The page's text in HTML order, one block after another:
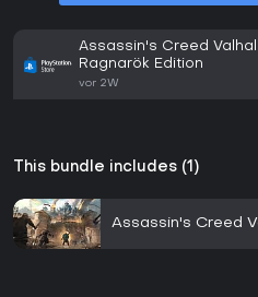
Assassin's Creed
Ragnarök Edition
vor 2W
This bundle includes (1)
Assassin's Creed